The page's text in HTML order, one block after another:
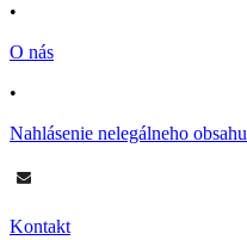
•
O nás
•
Nahlásenie nelegálneho obsahu
Kontakt